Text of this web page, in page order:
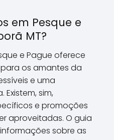
em Pesque e
MT?
e Pague oferece
os amantes da
e uma
sim,
e promoções
aproveitadas. O guia
sobre as